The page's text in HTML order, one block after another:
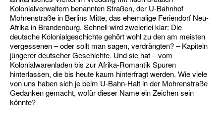
Kolonialverwaltern benannten Straßen, der U-Bahnhof
Mohrenstraße in Berlins Mitte, das ehemalige Feriendorf Neu-
Afrika in Brandenburg. Schnell wird zweierlei klar: Die
deutsche Kolonialgeschichte gehört wohl zu den am meisten
vergessenen – oder sollt man sagen, verdrängten? – Kapiteln
jüngerer deutscher Geschichte. Und sie hat – vom
Kolonialwarenladen bis zur Afrika-Romantik Spuren
hinterlassen, die bis heute kaum hinterfragt werden. Wie viele
von uns haben sich je beim U-Bahn-Halt in der Mohrenstraße
Gedanken gemacht, wofür dieser Name ein Zeichen sein
könnte?